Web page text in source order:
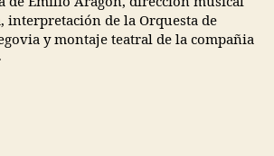
interpretación de la Orquesta de
y montaje teatral de la compañia